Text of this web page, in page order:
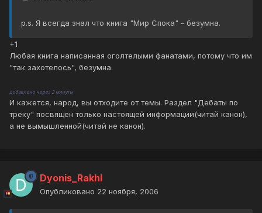
p.s. Я всегда знал что книга "Мир Спока" - безумна.
+1
Любая книга написанная оголтелыми фанатами, потому что им
"так захотелось", безумна.
добавлено через 2 минуты
И кажется, народ, вы отходите от темы. Раздел "Дебаты по
треку" посвящен только настоящей информации(читай канон),
а не вымышленной(читай не канон).
Dyonis_Rakhl
Опубликовано 22 ноября, 2006